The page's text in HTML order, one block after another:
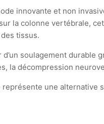
innovante et non
la colonne vertébrale,
tissus.
soulagement
la décompression
une